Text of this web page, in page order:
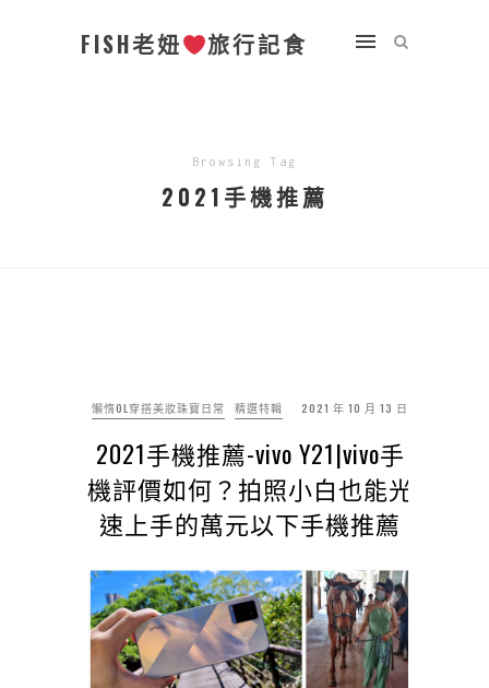
FISH老妞 旅行記食
Browsing Tag
2021手機推薦
懶惰OL穿搭美妝珠寶日常 精選特輯 2021 年 10 月 13 日
2021手機推薦-vivo Y21|vivo手
機評價如何？拍照小白也能光
速上手的萬元以下手機推薦